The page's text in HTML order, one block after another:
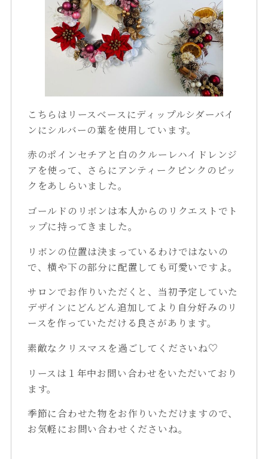
こちらはリースベースにディップルシダーバイ
ンにシルバーの葉を使用しています。
赤のポインセチアと白のクルーレハイドレンジ
アを使って、さらにアンティークピンクのピッ
クをあしらいました。
ゴールドのリボンは本人からのリクエストでト
ップに持ってきました。
リボンの位置は決まっているわけではないの
で、横や下の部分に配置しても可愛いですよ。
サロンでお作りいただくと、当初予定していた
デザインにどんどん追加してより自分好みのリ
ースを作っていただける良さがあります。
素敵なクリスマスを過ごしてくださいね♡
リースは１年中お問い合わせをいただいており
ます。
季節に合わせた物をお作りいただけますので、
お気軽にお問い合わせくださいね。